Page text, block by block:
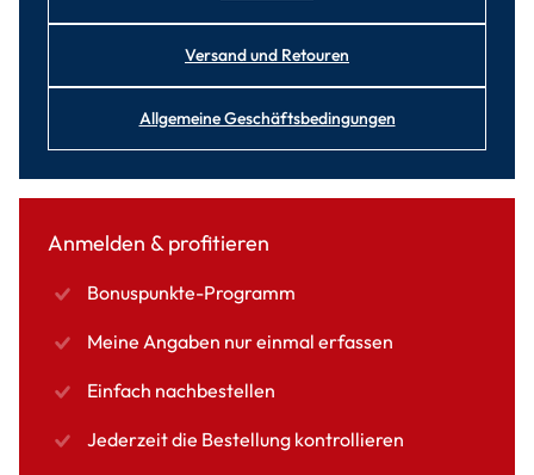
Versand und Retouren
Allgemeine Geschäftsbedingungen
Anmelden & profitieren
Bonuspunkte-Programm
Meine Angaben nur einmal erfassen
Einfach nachbestellen
Jederzeit die Bestellung kontrollieren